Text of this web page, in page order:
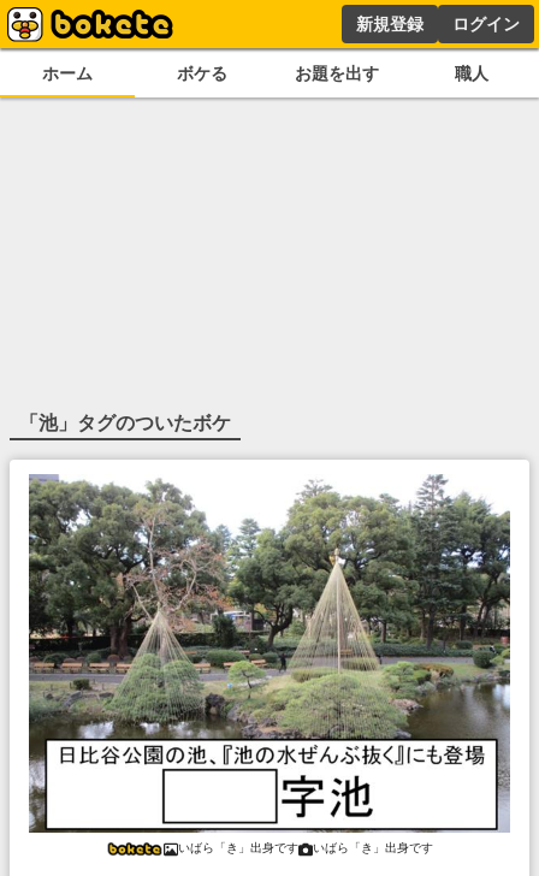
新規登録 ログイン
ホーム ボケる お題を出す 職人
「池」タグのついたボケ
いばら「き」出身です いばら「き」出身です